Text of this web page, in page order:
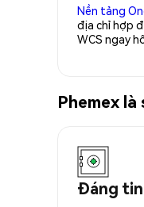
Nền tảng
địa chỉ hợp
WCS ngay
Phemex
Đáng tin